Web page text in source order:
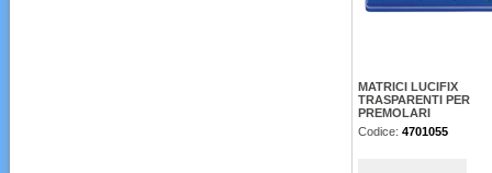
MATRICI LUCIFIX
TRASPARENTI PER
PREMOLARI
Codice: 4701055